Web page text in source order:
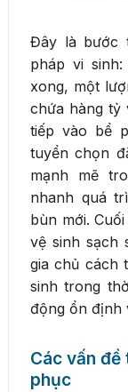
Đây là bước
pháp vi
xong, một
chứa hàng tỷ
tiếp vào bể
tuyển chọn
mạnh mẽ
nhanh quá
bùn mới.
vệ sinh sạch
gia chủ cách
sinh trong
động ổn định
Các vấn
phục